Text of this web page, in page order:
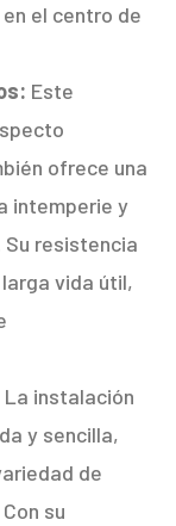
el centro de
Este
ofrece una
intemperie y
resistencia
vida útil,
La instalación
y sencilla,
de
su